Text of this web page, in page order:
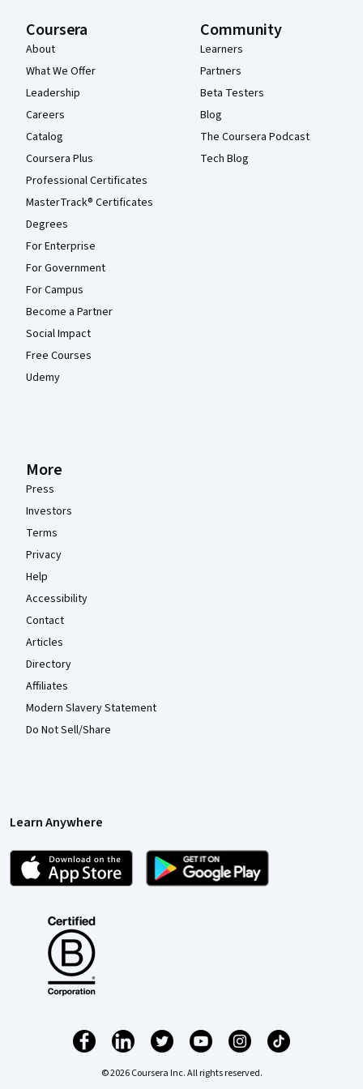
Coursera
About
What We Offer
Leadership
Careers
Catalog
Coursera Plus
Professional Certificates
MasterTrack® Certificates
Degrees
For Enterprise
For Government
For Campus
Become a Partner
Social Impact
Free Courses
Udemy
Community
Learners
Partners
Beta Testers
Blog
The Coursera Podcast
Tech Blog
More
Press
Investors
Terms
Privacy
Help
Accessibility
Contact
Articles
Directory
Affiliates
Modern Slavery Statement
Do Not Sell/Share
Learn Anywhere
© 2026 Coursera Inc. All rights reserved.